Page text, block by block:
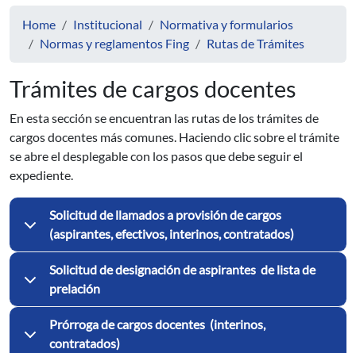
Home Institucional
Normativa y formularios
Normas y reglamentos Fing
Rutas de Trámites
Trámites de cargos docentes
En esta sección se encuentran las rutas de los trámites de
cargos docentes más comunes. Haciendo clic sobre el trámite
se abre el desplegable con los pasos que debe seguir el
expediente.
Solicitud de llamados a provisión de cargos
(aspirantes, efectivos, interinos, contratados)
Solicitud de designación de aspirantes de lista de
prelación
Prórroga de cargos docentes (interinos,
contratados)